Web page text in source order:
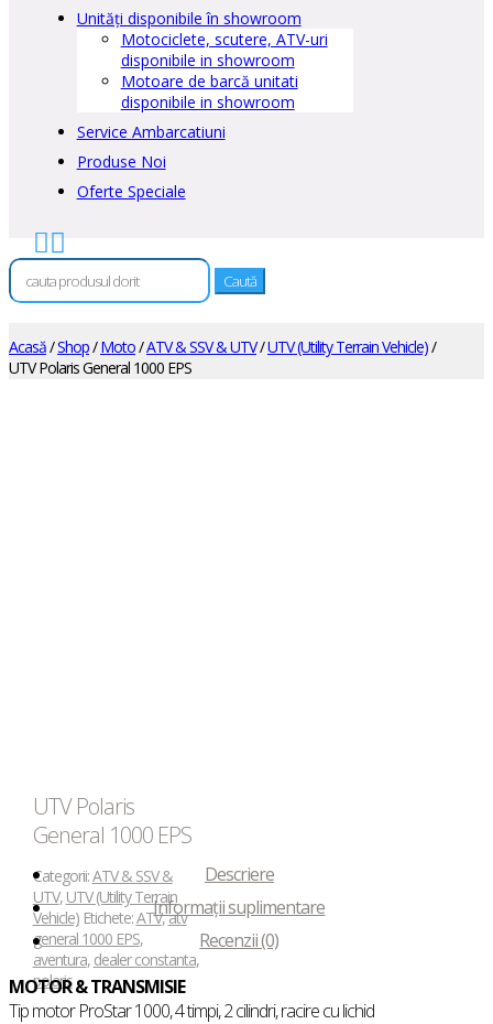
Unități disponibile în showroom
Motociclete, scutere, ATV-uri
disponibile in showroom
Motoare de barcă unitati
disponibile in showroom
Service Ambarcatiuni
Produse Noi
Oferte Speciale
 
Caută
după:
Acasă/Shop/Moto/ATV & SSV & UTV/UTV (Utility Terrain Vehicle)/
UTV Polaris General 1000 EPS
UTV Polaris
General 1000 EPS
Categorii:ATV & SSV &
UTV, UTV (Utility Terrain
Vehicle) Etichete:ATV,atv
general 1000 EPS,
aventura, dealer constanta,
polaris
Descriere
Informații suplimentare
Recenzii (0)
MOTOR & TRANSMISIE
Tip motor ProStar 1000, 4 timpi, 2 cilindri, racire cu lichid